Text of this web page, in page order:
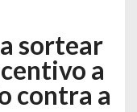
sortear
a
contra a